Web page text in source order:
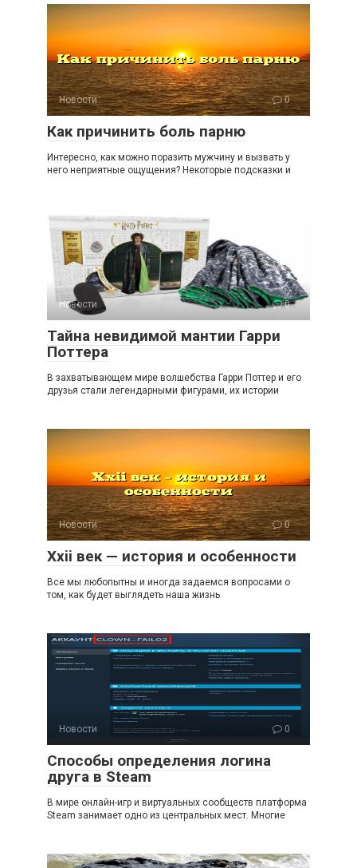
Новости 0
Как причинить боль парню
Интересно, как можно поразить мужчину и вызвать у
него неприятные ощущения? Некоторые подсказки и
Новости 0
Тайна невидимой мантии Гарри
Поттера
В захватывающем мире волшебства Гарри Поттер и его
друзья стали легендарными фигурами, их истории
Новости 0
Xxii век — история и особенности
Все мы любопытны и иногда задаемся вопросами о
том, как будет выглядеть наша жизнь
Новости 0
Способы определения логина
друга в Steam
В мире онлайн-игр и виртуальных сообществ платформа
Steam занимает одно из центральных мест. Многие